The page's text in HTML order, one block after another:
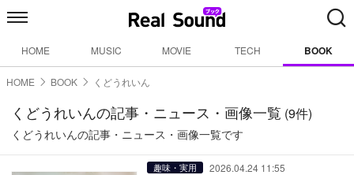
HOME MUSIC MOVIE TECH BOOK
HOME BOOK くどうれいん
くどうれいんの記事・ニュース・画像一覧 (9件)
くどうれいんの記事・ニュース・画像一覧です
趣味・実用 2026.04.24 11:55